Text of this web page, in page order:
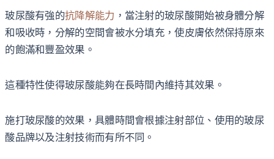
玻尿酸有強的抗降解能力 ，當注射的玻尿酸開始被身體分解
和吸收時，分解的空間會被水分填充，使皮膚依然保持原來
的飽滿和豐盈效果。
這種特性使得玻尿酸能夠在長時間內維持其效果。
施打玻尿酸的效果，具體時間會根據注射部位、使用的玻尿
酸品牌以及注射技術而有所不同。